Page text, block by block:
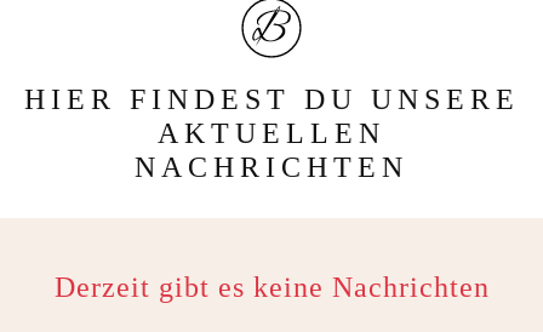
HIER FINDEST DU UNSERE
AKTUELLEN
NACHRICHTEN
Derzeit gibt es keine Nachrichten